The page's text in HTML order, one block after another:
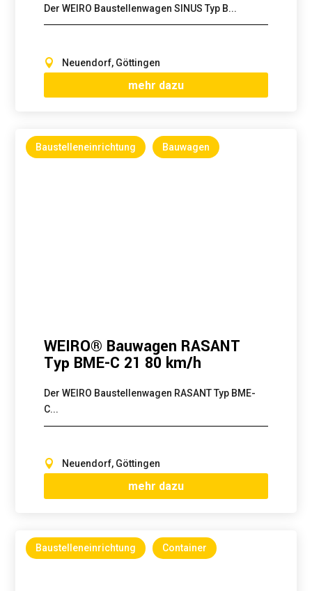
Der WEIRO Baustellenwagen SINUS Typ B...
Neuendorf, Göttingen
mehr dazu
Baustelleneinrichtung Bauwagen
WEIRO® Bauwagen RASANT
Typ BME-C 21 80 km/h
Der WEIRO Baustellenwagen RASANT Typ BME-
C...
Neuendorf, Göttingen
mehr dazu
Baustelleneinrichtung Container